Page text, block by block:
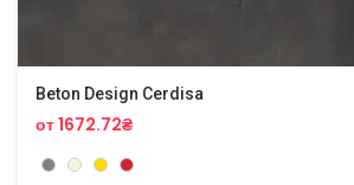
Beton Design Cerdisa
от 1672.72₴